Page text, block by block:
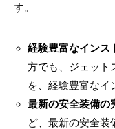
す。
経験豊富なインス
方でも、ジェット
を、経験豊富なイ
最新の安全装備の
ど、最新の安全装